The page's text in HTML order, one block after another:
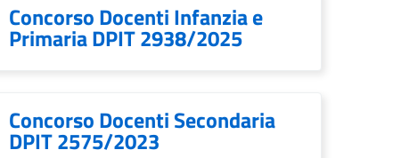
Concorso Docenti Infanzia e
Primaria DPIT 2938/2025
Concorso Docenti Secondaria
DPIT 2575/2023